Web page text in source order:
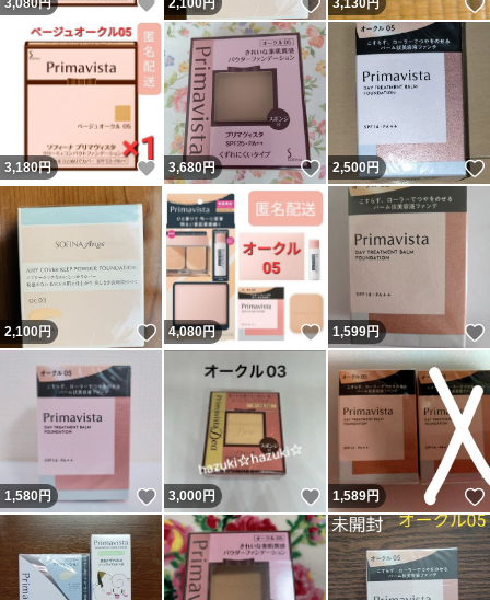
3,080円 いいね！
2,100円 いいね！
3,130円
3,180円 いいね！
3,680円 いいね！
2,500円
2,100円 いいね！
4,080円 いいね！
1,599円
1,580円 いいね！
3,000円 いいね！
1,589円